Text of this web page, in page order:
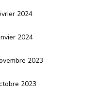
2024
2024
2023
2023